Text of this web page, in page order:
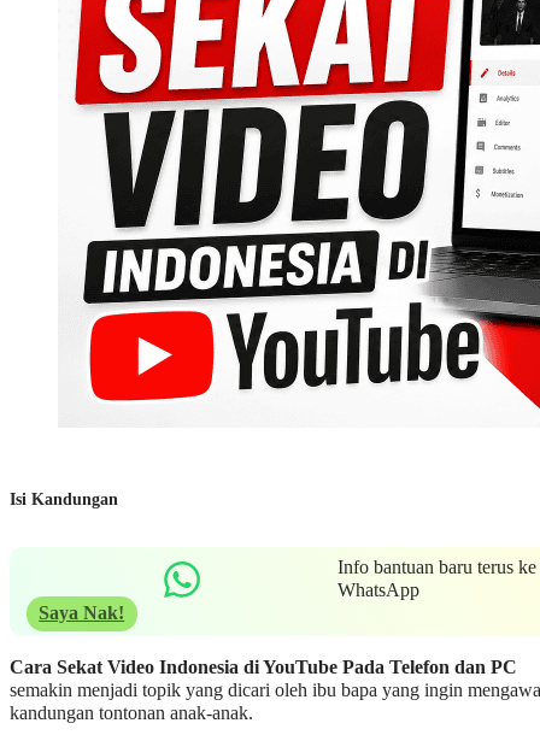
Isi Kandungan
Info bantuan baru terus ke
WhatsApp
Saya Nak!
Cara Sekat Video Indonesia di YouTube Pada Telefon dan PC
semakin menjadi topik yang dicari oleh ibu bapa yang ingin
kandungan tontonan anak-anak.